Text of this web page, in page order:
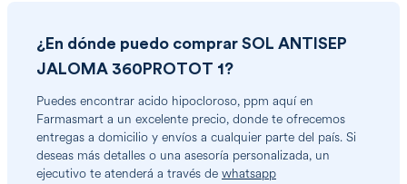
¿En dónde puedo comprar SOL ANTISEP
JALOMA 360PROTOT 1 ?
Puedes encontrar acido hipocloroso, ppm aquí en
Farmasmart a un excelente precio, donde te ofrecemos
entregas a domicilio y envíos a cualquier parte del país. Si
deseas más detalles o una asesoría personalizada, un
ejecutivo te atenderá a través de whatsapp